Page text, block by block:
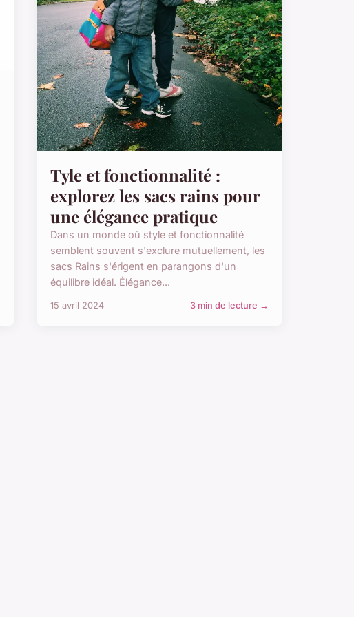
Tyle et fonctionnalité :
explorez les sacs rains pour
une élégance pratique
Dans un monde où style et fonctionnalité
semblent souvent s'exclure mutuellement, les
sacs Rains s'érigent en parangons d'un
équilibre idéal. Élégance...
15 avril 2024 3 min de lecture →